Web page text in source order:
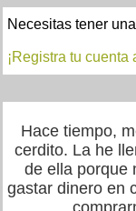
Necesitas tener
¡Registra tu cuenta
Hace tiempo,
cerdito. La he
de ella porque
gastar dinero en